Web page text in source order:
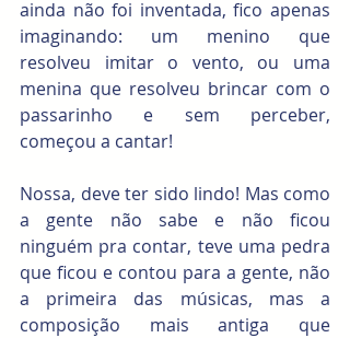
ainda não foi inventada, fico apenas
imaginando: um menino que
resolveu imitar o vento, ou uma
menina que resolveu brincar com o
passarinho e sem perceber,
começou a cantar!
Nossa, deve ter sido lindo! Mas como
a gente não sabe e não ficou
ninguém pra contar, teve uma pedra
que ficou e contou para a gente, não
a primeira das músicas, mas a
composição mais antiga que